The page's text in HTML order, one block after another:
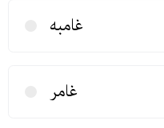
غامبه
غامر